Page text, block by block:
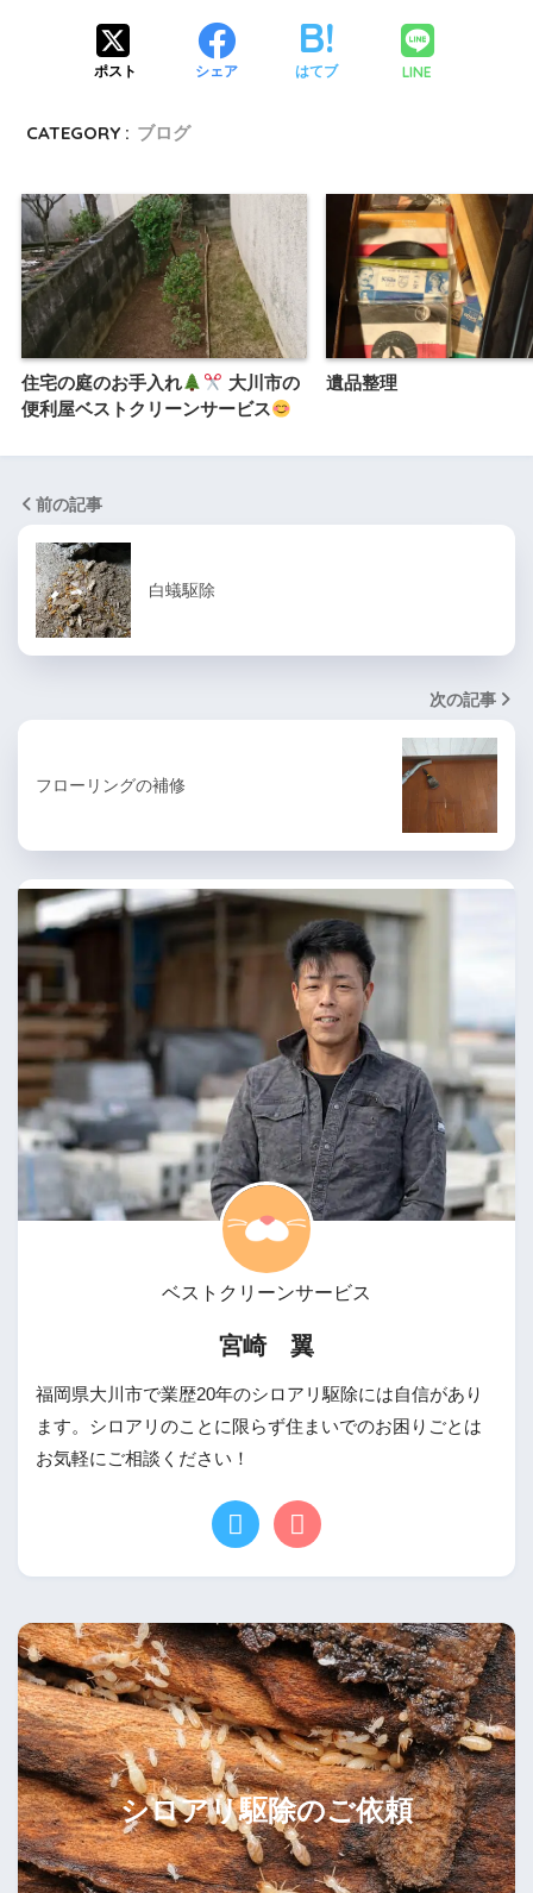
ポスト シェア はてブ LINE
CATEGORY : ブログ
住宅の庭のお手入れ
大川市の
便利屋ベストクリーンサービス
遺品整理
前の記事
白蟻駆除
次の記事
フローリングの補修
ベストクリーンサービス
宮崎 翼
福岡県大川市で業歴20年のシロアリ駆除には自信があり
ます。シロアリのことに限らず住まいでのお困りごとは
お気軽にご相談ください！
シロアリ駆除のご依頼